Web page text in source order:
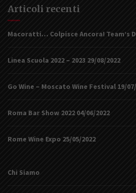
Articoli recenti
Macoratti… Colpisce Ancora! Team’s
Linea Scuola 2022 – 2023 29/08/2022
Go Wine – Moscato Wine Festival 19/
Roma Bar Show 2022 04/06/2022
Rome Wine Expo 25/05/2022
Chi Siamo